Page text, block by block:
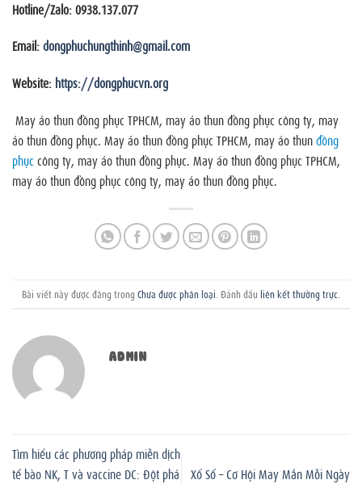
Hotline/Zalo: 0938.137.077
Email:dongphuchungthinh@gmail.com
Website: https://dongphucvn.org
May áo thun đồng phục TPHCM, may áo thun đồng phục công ty, may
áo thun đồng phục. May áo thun đồng phục TPHCM, may áo thunđồng
phụccông ty, may áo thun đồng phục. May áo thun đồng phục TPHCM,
may áo thun đồng phục công ty, may áo thun đồng phục.
Bài viết này được đăng trong Chưa được phân loại . Đánh dấu liên kết thường trực
ADMIN
Tìm hiểu các phương pháp miễn dịch
tế bào NK, T và vaccine DC: Đột phá
Xổ Số – Cơ Hội May Mắn Mỗi Ngày